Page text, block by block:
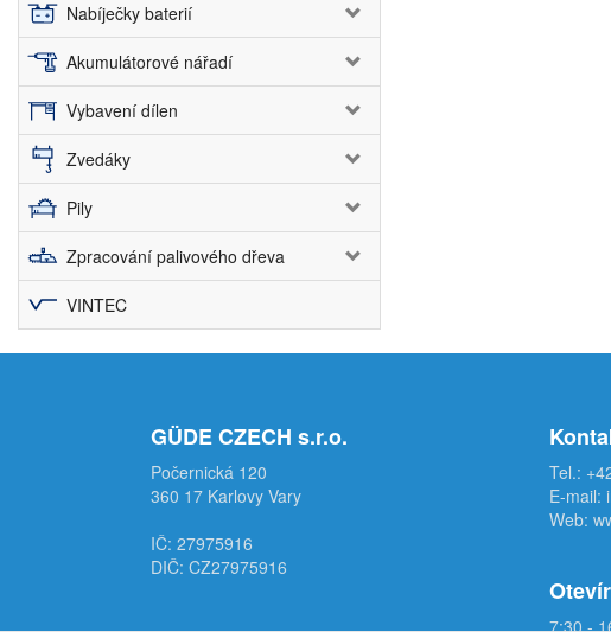
Nabíječky baterií
Akumulátorové nářadí
Vybavení dílen
Zvedáky
Pily
Zpracování palivového dřeva
VINTEC
GÜDE CZECH s.r.o.
Počernická 120
360 17 Karlovy Vary
IČ: 27975916
DIČ: CZ27975916
Tel.:
E-mail:
Web:
7:30 -